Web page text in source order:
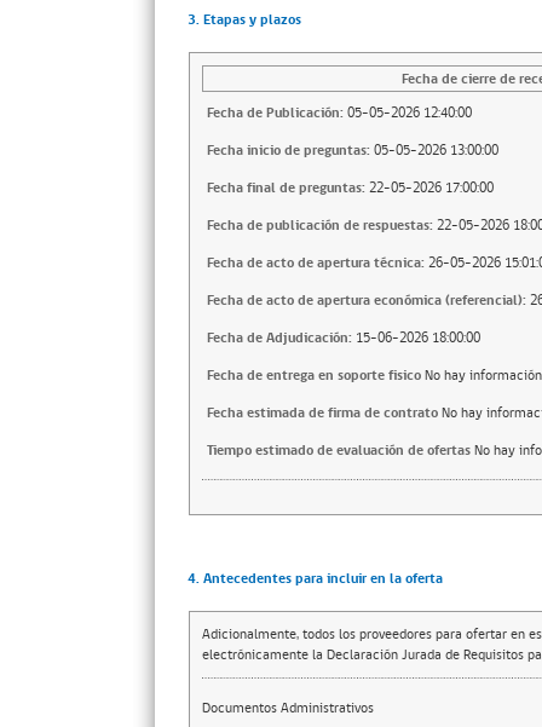
3. Etapas y plazos
Fecha de cierre de
Fecha de Publicación: 05-05-2026 12:40:00
Fecha inicio de preguntas: 05-05-2026 13:00:00
Fecha final de preguntas: 22-05-2026 17:00:00
Fecha de publicación de respuestas: 22-05-2026
Fecha de acto de apertura técnica: 26-05-2026
Fecha de acto de apertura económica (referencial):
Fecha de Adjudicación: 15-06-2026 18:00:00
Fecha de entrega en soporte fisicoNo hay información
Fecha estimada de firma de contratoNo hay
Tiempo estimado de evaluación de ofertasNo hay
4. Antecedentes para incluir en la oferta
Adicionalmente, todos los proveedores para ofertar en
electrónicamente la Declaración Jurada de Requisitos
Documentos Administrativos